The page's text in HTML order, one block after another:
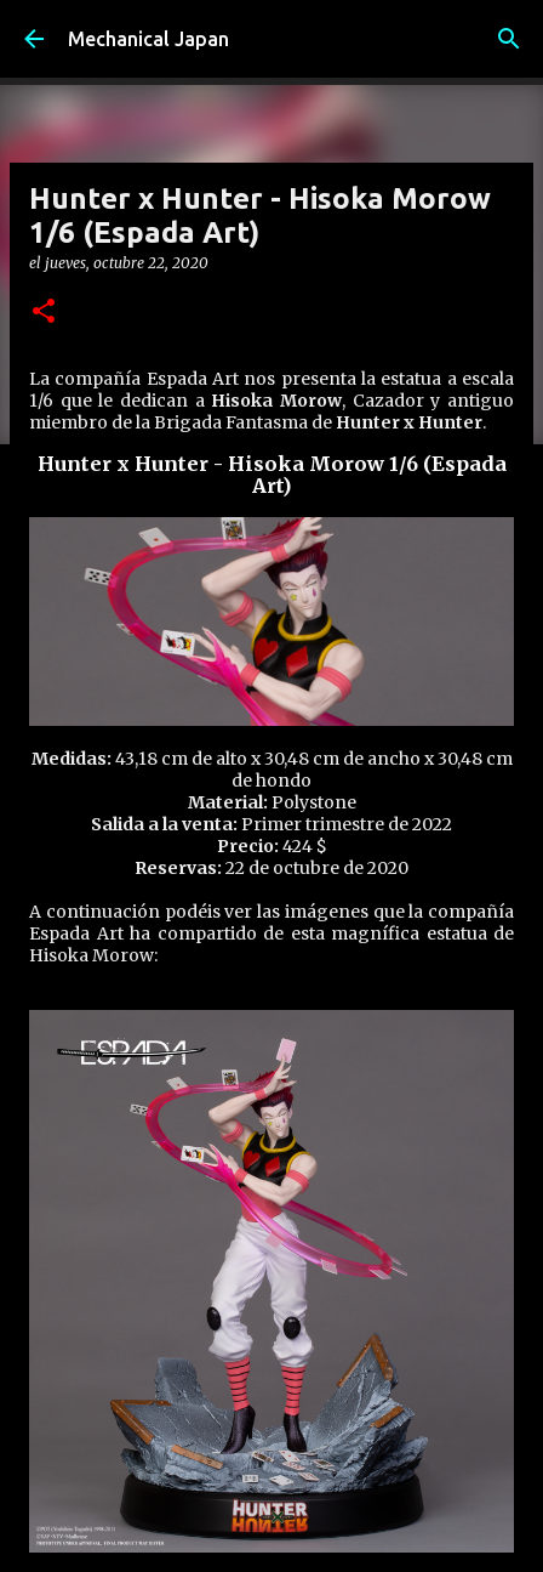
Ir al contenido principal
Mechanical Japan
Hunter x Hunter - Hisoka Morow
1/6 (Espada Art)
el jueves, octubre 22, 2020
La compañía Espada Art nos presenta la estatua a escala
1/6 que le dedican aHisoka Morow, Cazador y antiguo
miembro de la Brigada Fantasma de Hunter x Hunter.
Hunter x Hunter - Hisoka Morow 1/6 (Espada
Art)
Medidas: 43,18 cm de alto x 30,48 cm de ancho x 30,48 cm
de hondo
Material: Polystone
Salida a la venta: Primer trimestre de 2022
Precio: 424 $
Reservas: 22 de octubre de 2020
A continuación podéis ver las imágenes que la compañía
Espada Art ha compartido de esta magnífica estatua de
Hisoka Morow: